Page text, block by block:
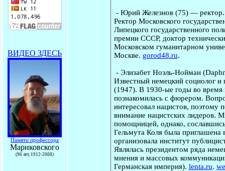
ВИДЕО ЗДЕСЬ
Памяти профессора
Мариковского
(96 лет, 1912-2008)
- Юрий Железнов(75) — ректор.
Ректор Московского
Липецкого государственного
премии СССР, доктор
Московском гуманитарном
Москве. gorod48.ru.
- Элизабет Ноэль-Нойман
Известный немецкий социолог и
(1947). В 1930-ые годы во время
познакомилась с фюрером.
интересовал нацистов, поэтому
внимание нацистских лидеров.
помощницей, однако,
Гельмута Коля была приглашена
организовала институт
Являлась президентом ряда
мнения и массовых
Германская империя). lenta.ru.